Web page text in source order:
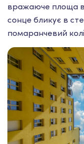
вражаюче площа
сонце бликує в
помаранчевий